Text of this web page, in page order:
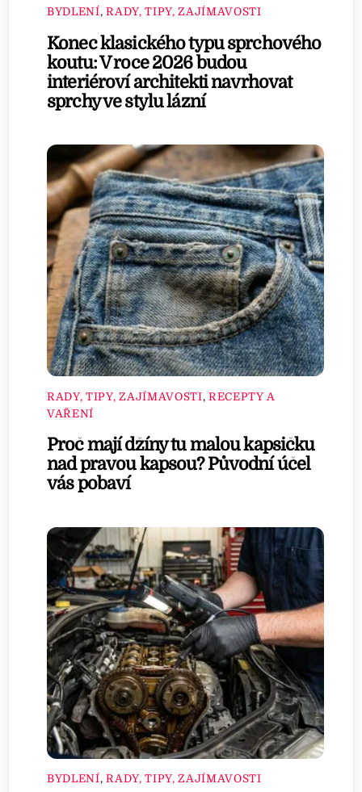
BYDLENÍ,RADY, TIPY, ZAJÍMAVOSTI
Konec klasického typu sprchového
koutu: V roce 2026 budou
interiéroví architekti navrhovat
sprchy ve stylu lázní
RADY, TIPY, ZAJÍMAVOSTI, RECEPTY A
VAŘENÍ
Proč mají džíny tu malou kapsičku
nad pravou kapsou? Původní účel
vás pobaví
BYDLENÍ,RADY, TIPY, ZAJÍMAVOSTI